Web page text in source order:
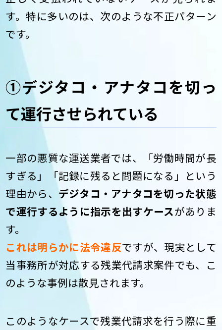
す。特に多いのは、次のような不正パターン
です。
①デジタコ・アナタコを切っ
て運行させられている
一部の悪質な運送業者では、「労働時間が長
すぎる」「記録に残ると問題になる」という
理由から、 デジタコ・アナタコを切った状態
で運行するように指示を出すケースがありま
す。
これは明らかに法令違反ですが、現実として
当事務所が対応する残業代請求案件でも、こ
のような事例は散見されます。
このようなケースで残業代請求を行う際に重